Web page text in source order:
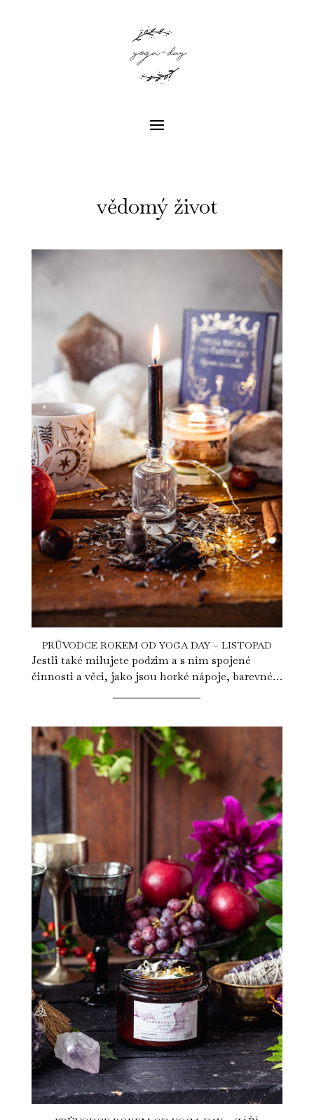
vědomý život
PRŮVODCE ROKEM OD YOGA DAY – LISTOPAD
Jestli také milujete podzim a s ním spojené
činnosti a věci, jako jsou horké nápoje, barevné